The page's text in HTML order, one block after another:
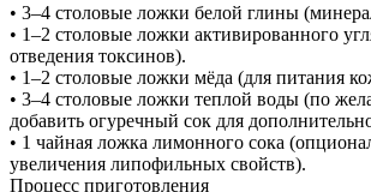
• 3–4 столовые ложки белой глины
• 1–2 столовые ложки активированного
отведения токсинов).
• 1–2 столовые ложки мёда (для питания
• 3–4 столовые ложки теплой воды (по
добавить огуречный сок для
• 1 чайная ложка лимонного сока
увеличения липофильных свойств).
Процесс приготовления